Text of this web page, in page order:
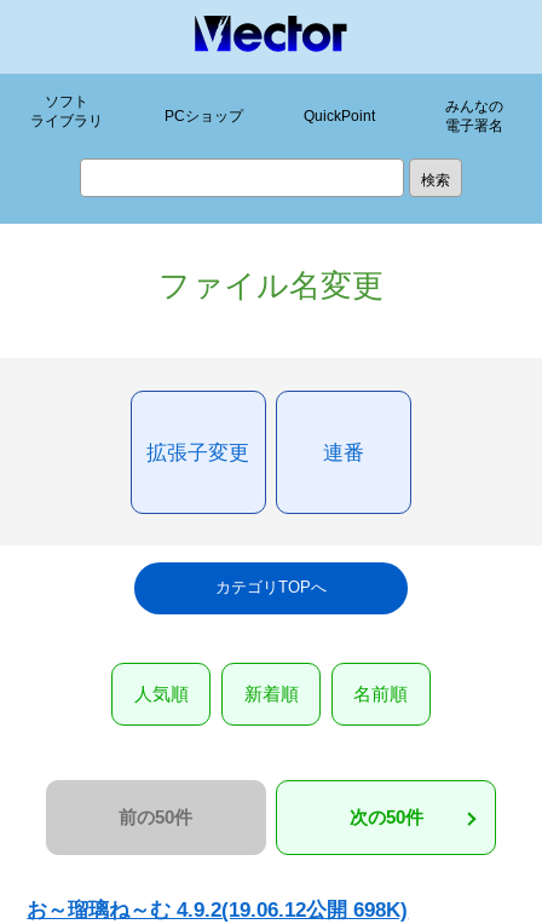
ソフト
ライブラリ
PCショップ QuickPoint
みんなの
電子署名
ファイル名変更
拡張子変更 連番
カテゴリTOPへ
人気順 新着順 名前順
前の50件 次の50件
お～瑠璃ね～む 4.9.2(19.06.12公開 698K)